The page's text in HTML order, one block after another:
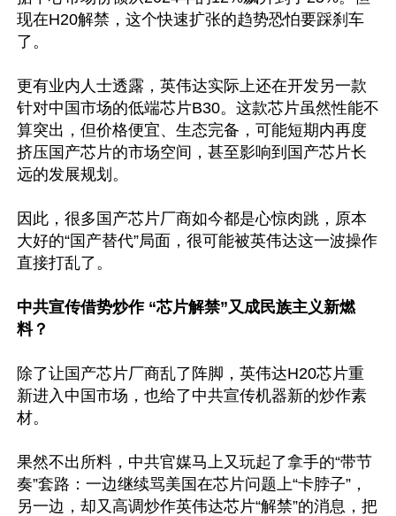
现在H20解禁，这个快速扩张的趋势恐怕要踩刹车
了。
更有业内人士透露，英伟达实际上还在开发另一款
针对中国市场的低端芯片B30。这款芯片虽然性能不
算突出，但价格便宜、生态完备，可能短期内再度
挤压国产芯片的市场空间，甚至影响到国产芯片长
远的发展规划。
因此，很多国产芯片厂商如今都是心惊肉跳，原本
大好的“国产替代”局面，很可能被英伟达这一波操作
直接打乱了。
中共宣传借势炒作 “芯片解禁”又成民族主义新燃
料？
除了让国产芯片厂商乱了阵脚，英伟达H20芯片重
新进入中国市场，也给了中共宣传机器新的炒作素
材。
果然不出所料，中共官媒马上又玩起了拿手的“带节
奏”套路：一边继续骂美国在芯片问题上“卡脖子”，
另一边，却又高调炒作英伟达芯片“解禁”的消息，把